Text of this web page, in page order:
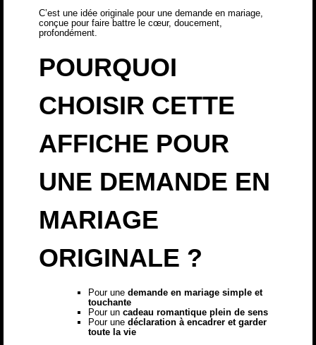
C’est une idée originale pour une demande en mariage,
conçue pour faire battre le cœur, doucement,
profondément.
POURQUOI
CHOISIR CETTE
AFFICHE POUR
UNE DEMANDE EN
MARIAGE
ORIGINALE ?
Pour une demande en mariage simple et
touchante
Pour un cadeau romantique plein de sens
Pour une déclaration à encadrer et garder
toute la vie